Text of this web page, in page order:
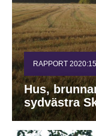
RAPPORT 2020:15
Hus,
sydvästra